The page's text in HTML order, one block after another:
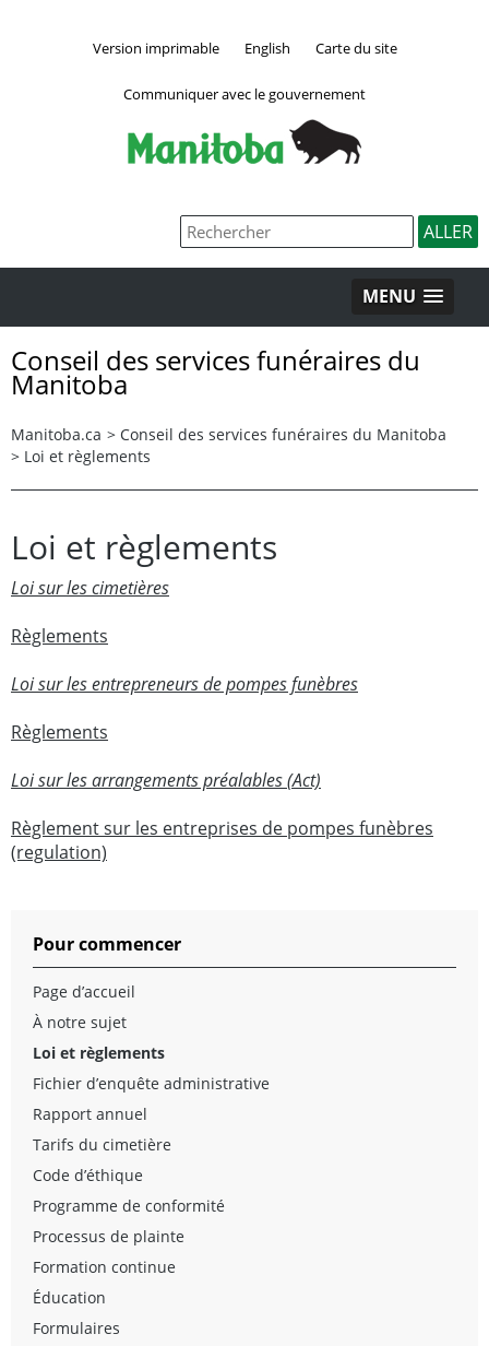
Version imprimable English Carte du site
Communiquer avec le gouvernement
MENU
Conseil des services funéraires du
Manitoba
Manitoba.ca > Conseil des services funéraires du Manitoba
> Loi et règlements
Loi et règlements
Loi sur les cimetières
Règlements
Loi sur les entrepreneurs de pompes funèbres
Règlements
Loi sur les arrangements préalables (Act)
Règlement sur les entreprises de pompes funèbres
(regulation)
Pour commencer
Page d’accueil
À notre sujet
Loi et règlements
Fichier d’enquête administrative
Rapport annuel
Tarifs du cimetière
Code d’éthique
Programme de conformité
Processus de plainte
Formation continue
Éducation
Formulaires